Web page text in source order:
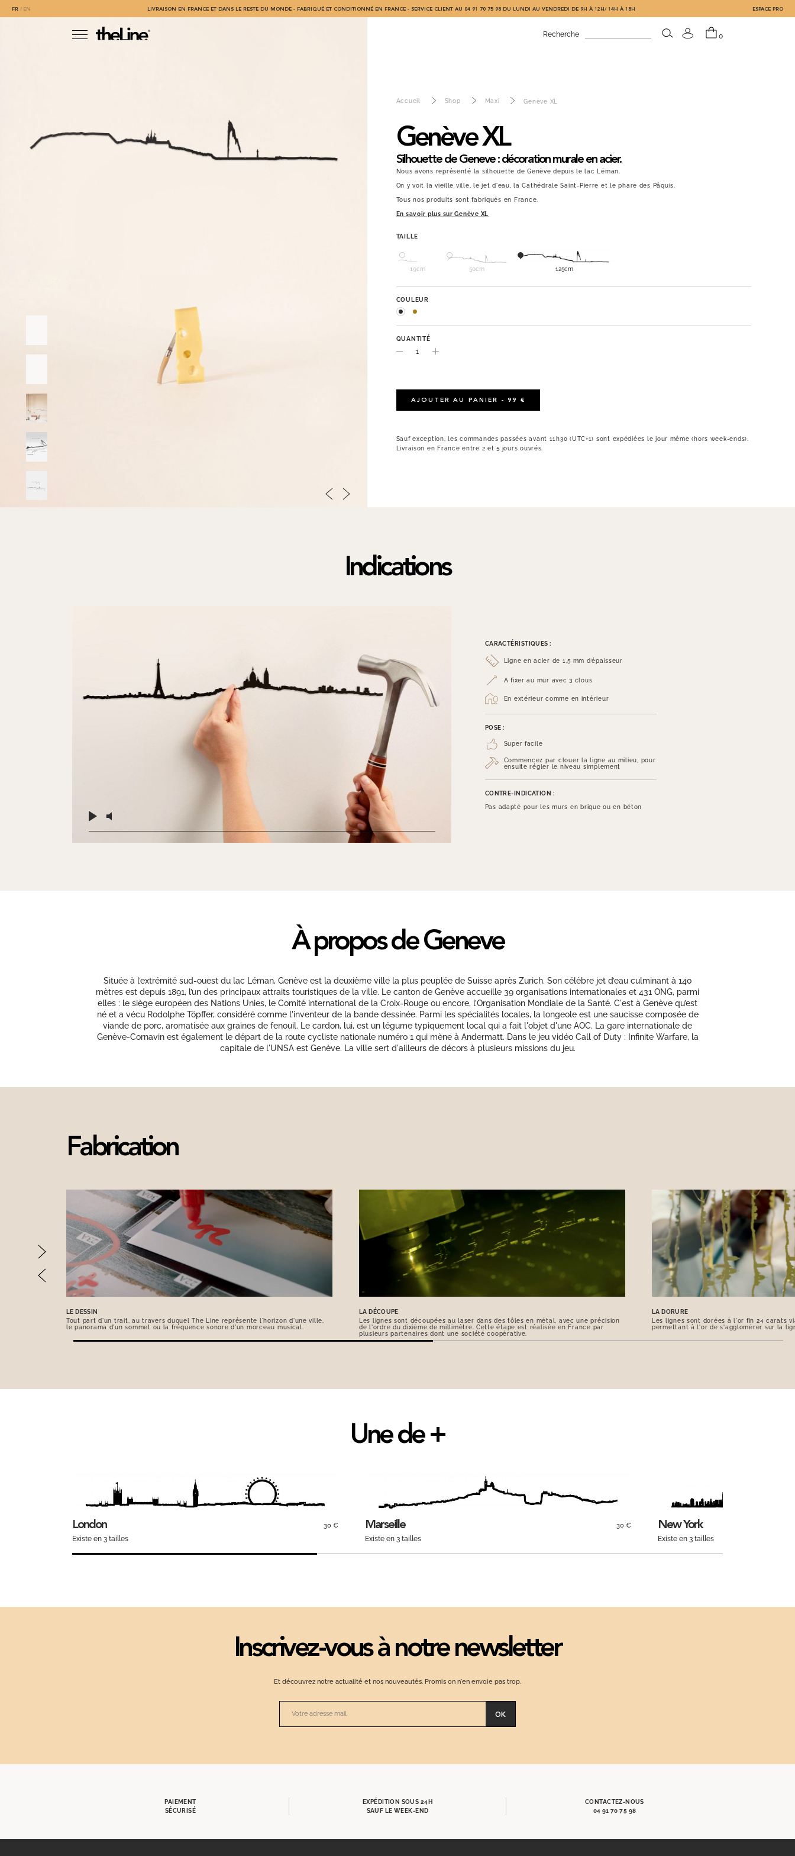
FR EN LIVRAISON EN FRANCE ET DANS LE RESTE DU MONDE - FABRIQUÉ ET CONDITIONNÉ EN FRANCE - SERVICE CLIENT AU 04 91 70 75 98 DU LUNDI AU VENDREDI DE 9H À 12H/ 14H À 18H ESPACE PRO
Recherche 0
Accueil Shop Maxi Genève XL
Genève XL
Silhouette de Geneve : décoration murale en acier.
Nous avons représenté la silhouette de Genève depuis le lac Léman.
On y voit la vieille ville, le jet d'eau, la Cathédrale Saint-Pierre et le phare des Pâquis.
Tous nos produits sont fabriqués en France.
En savoir plus sur Genève XL
TAILLE
19cm 50cm 125cm
COULEUR
QUANTITÉ
AJOUTER AU PANIER - 99 €
Sauf exception, les commandes passées avant 11h30 (UTC+1) sont expédiées le jour même (hors week-ends).
Livraison en France entre 2 et 5 jours ouvrés.
Indications
CARACTÉRISTIQUES :
Ligne en acier de 1,5 mm d’épaisseur
A fixer au mur avec 3 clous
En extérieur comme en intérieur
POSE :
Super facile
Commencez par clouer la ligne au milieu, pour
ensuite régler le niveau simplement
CONTRE-INDICATION :
Pas adapté pour les murs en brique ou en béton
À propos de Geneve
Située à l’extrémité sud-ouest du lac Léman, Genève est la deuxième ville la plus peuplée de Suisse après Zurich. Son célèbre jet d’eau culminant à 140
mètres est depuis 1891, l’un des principaux attraits touristiques de la ville. Le canton de Genève accueille 39 organisations internationales et 431 ONG, parmi
elles : le siège européen des Nations Unies, le Comité international de la Croix-Rouge ou encore, l’Organisation Mondiale de la Santé. C'est à Genève qu’est
né et a vécu Rodolphe Töpffer, considéré comme l'inventeur de la bande dessinée. Parmi les spécialités locales, la longeole est une saucisse composée de
viande de porc, aromatisée aux graines de fenouil. Le cardon, lui, est un légume typiquement local qui a fait l'objet d'une AOC. La gare internationale de
Genève-Cornavin est également le départ de la route cycliste nationale numéro 1 qui mène à Andermatt. Dans le jeu vidéo Call of Duty : Infinite Warfare, la
capitale de l'UNSA est Genève. La ville sert d'ailleurs de décors à plusieurs missions du jeu.
Fabrication
LE DESSIN
Tout part d'un trait, au travers duquel The Line représente l'horizon d'une ville,
le panorama d'un sommet ou la fréquence sonore d'un morceau musical.
LA DÉCOUPE
Les lignes sont découpées au laser dans des tôles en métal, avec une précision
de l'ordre du dixième de millimètre. Cette étape est réalisée en France par
plusieurs partenaires dont une société coopérative.
LA DORURE
Les lignes sont dorées à l'or fin 24 carats
permettant à l'or de s'agglomérer sur la
Une de +
London 30 €
Existe en 3 tailles
Marseille 30 €
Existe en 3 tailles
New York
Existe en 3 tailles
Inscrivez-vous à notre newsletter
Et découvrez notre actualité et nos nouveautés. Promis on n'en envoie pas trop.
OK
PAIEMENT
SÉCURISÉ
EXPÉDITION SOUS 24H
SAUF LE WEEK-END
CONTACTEZ-NOUS
04 91 70 75 98